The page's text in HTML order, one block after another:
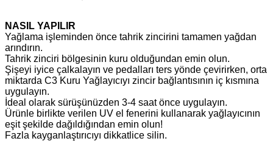
NASIL YAPILIR
Yağlama işleminden önce tahrik zincirini tamamen yağdan
arındırın.
Tahrik zinciri bölgesinin kuru olduğundan emin olun.
Şişeyi iyice çalkalayın ve pedalları ters yönde çevirirken, orta
miktarda C3 Kuru Yağlayıcıyı zincir bağlantısının iç kısmına
uygulayın.
İdeal olarak sürüşünüzden 3-4 saat önce uygulayın.
Ürünle birlikte verilen UV el fenerini kullanarak yağlayıcının
eşit şekilde dağıldığından emin olun!
Fazla kayganlaştırıcıyı dikkatlice silin.